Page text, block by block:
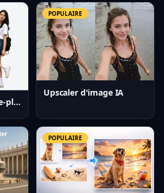
Suppresseur d'arrière-plan IA
POPULAIRE
Upscaler d'image IA
POPULAIRE